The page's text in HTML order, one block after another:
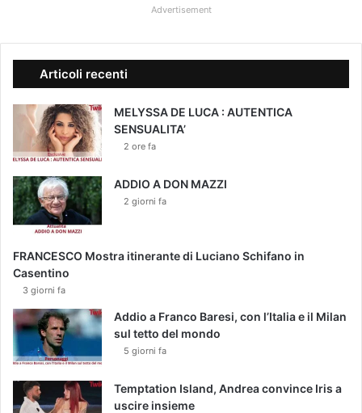
Advertisement
Articoli recenti
MELYSSA DE LUCA : AUTENTICA
SENSUALITA’
2 ore fa
ADDIO A DON MAZZI
2 giorni fa
FRANCESCO Mostra itinerante di Luciano Schifano in
Casentino
3 giorni fa
Addio a Franco Baresi, con l’Italia e il Milan
sul tetto del mondo
5 giorni fa
Temptation Island, Andrea convince Iris a
uscire insieme